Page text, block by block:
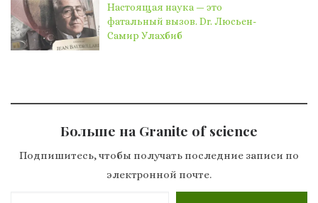
Настоящая наука — это
фатальный вызов. Dr. Люсьен-
Самир Улахбиб
Больше на Granite of science
Подпишитесь, чтобы получать последние записи по
электронной почте.
Введите адрес электронной почты…